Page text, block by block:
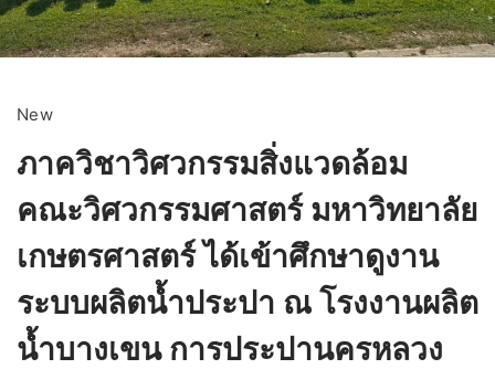
New
ภาควิชาวิศวกรรมสิ่งแวดล้อม
คณะวิศวกรรมศาสตร์ มหาวิทยาลัย
เกษตรศาสตร์ ได้เข้าศึกษาดูงาน
ระบบผลิตน้ำประปา ณ โรงงานผลิต
น้ำบางเขน การประปานครหลวง